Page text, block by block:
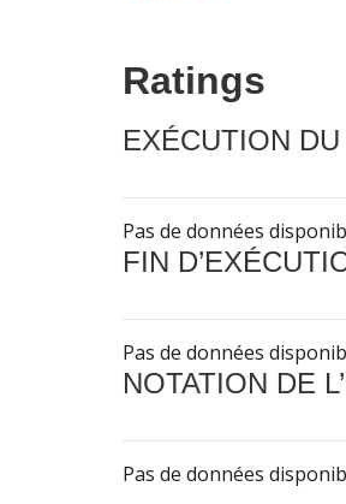
Ratings
EXÉCUTION
Pas de données
FIN
Pas de données
NOTATION DE
Pas de données